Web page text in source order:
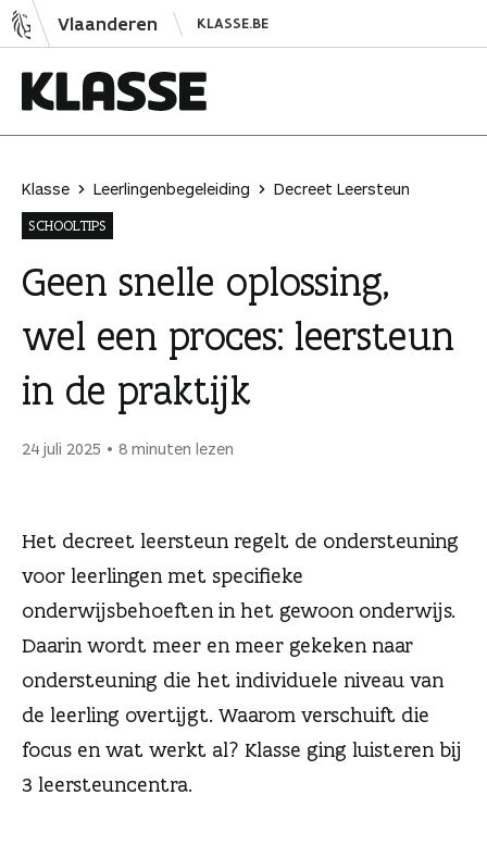
N
a
Vlaanderen KLASSE.BE
a
s
s
e
Klasse Leerlingenbegeleiding
Decreet Leersteun
SCHOOLTIPS
Geen snelle oplossing,
wel een proces: leersteun
in de praktijk
24 juli 2025 8 minuten lezen
Het decreet leersteun regelt de ondersteuning
voor leerlingen met specifieke
onderwijsbehoeften in het gewoon onderwijs.
Daarin wordt meer en meer gekeken naar
ondersteuning die het individuele niveau van
de leerling overtijgt. Waarom verschuift die
focus en wat werkt al? Klasse ging luisteren bij
3 leersteuncentra.